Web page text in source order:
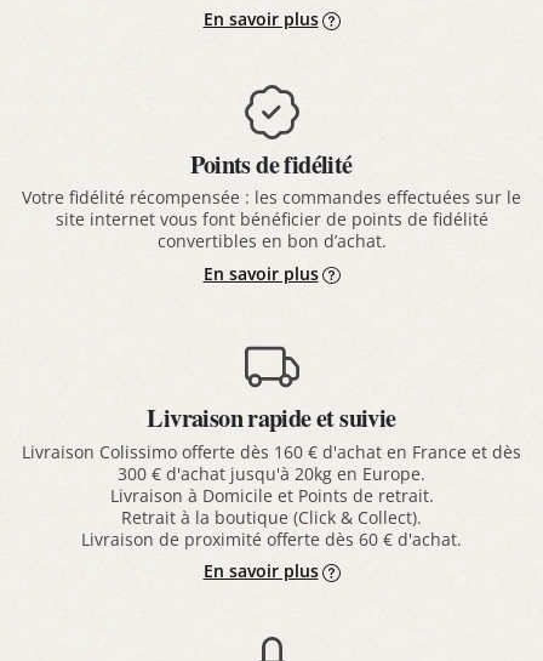
En savoir plus
Points de fidélité
Votre fidélité récompensée : les commandes effectuées sur le
site internet vous font bénéficier de points de fidélité
convertibles en bon d’achat.
En savoir plus
Livraison rapide et suivie
Livraison Colissimo offerte dès 160 € d'achat en France et dès
300 € d'achat jusqu'à 20kg en Europe.
Livraison à Domicile et Points de retrait.
Retrait à la boutique (Click & Collect).
Livraison de proximité offerte dès 60 € d'achat.
En savoir plus